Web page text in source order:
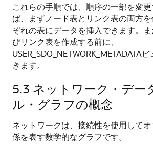
これらの手順では、順序の一部を変
ば、まずノード表とリンク表の両方
ぞれの表にデータを挿入できます。
びリンク表を作成する前に、
USER_SDO_NETWORK_METADATA
きます。
5.3 ネットワーク・デー
ル・グラフの概念
ネットワークは、接続性を使用して
係を表す数学的なグラフです。